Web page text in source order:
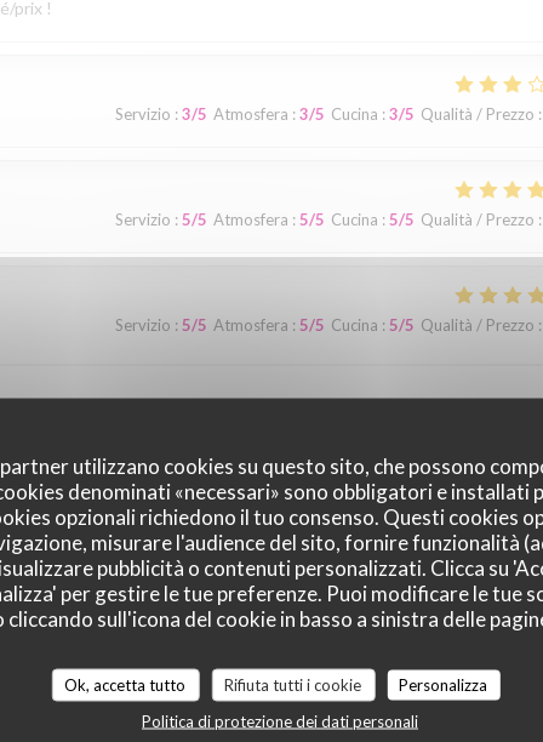
utilizzano cookies su questo sito, che possono
denominati «necessari» sono obbligatori e installati
opzionali richiedono il tuo consenso. Questi cookies
misurare l'audience del sito, fornire funzionalità
pubblicità o contenuti personalizzati. Clicca su
per gestire le tue preferenze. Puoi modificare le tue
sull'icona del cookie in basso a sinistra delle
Ok, accetta tutto Rifiuta tutti i cookie
Personalizza
Politica di protezione dei dati personali
prix !
Servizio : 3/5 Atmosfera : 3/5 Cucina : 3/5 Qualità / Prezzo :
Servizio : 5/5 Atmosfera : 5/5 Cucina : 5/5 Qualità / Prezzo :
Servizio : 5/5 Atmosfera : 5/5 Cucina : 5/5 Qualità / Prezzo :
Servizio:5/5 Atmosfera : 5/5 Cucina :5/5 Qualità / Prezzo:
Luis Potosi, recomendado 1000%
Servizio:5/5 Atmosfera:5/5 Cucina 5/5 Qualità / Prezzo